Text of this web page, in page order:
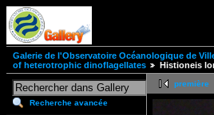
Galerie de l'Observatoire Océanologique de
of heterotrophic dinoflagellates
Histioneis
Recherche avancée
première